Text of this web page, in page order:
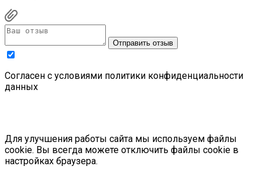
Отправить отзыв
Cогласен с условиями политики конфиденциальности
данных
Для улучшения работы сайта мы используем файлы
cookie. Вы всегда можете отключить файлы cookie в
настройках браузера.